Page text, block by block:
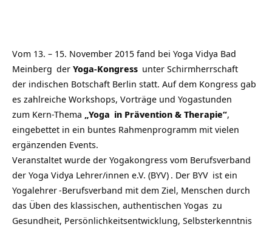
Vom 13. – 15. November 2015 fand bei Yoga Vidya Bad
Meinberg der Yoga-Kongress unter Schirmherrschaft
der indischen Botschaft Berlin statt. Auf dem Kongress gab
es zahlreiche Workshops, Vorträge und Yogastunden
zum Kern-Thema „Yoga in Prävention & Therapie“,
eingebettet in ein buntes Rahmenprogramm mit vielen
ergänzenden Events.
Veranstaltet wurde der Yogakongress vom Berufsverband
der Yoga Vidya Lehrer/innen e.V. (BYV) . Der BYV ist ein
Yogalehrer-Berufsverband mit dem Ziel, Menschen durch
das Üben des klassischen, authentischen Yogas zu
Gesundheit, Persönlichkeitsentwicklung, Selbsterkenntnis